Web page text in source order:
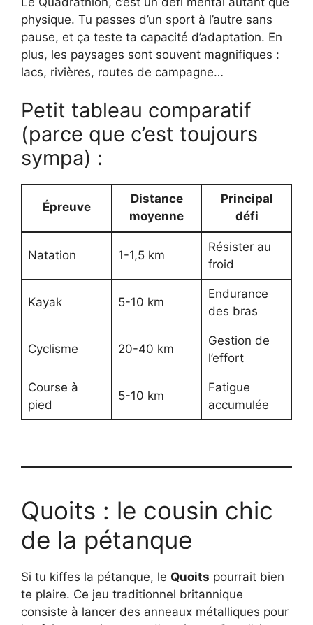
physique. Tu passes d’un sport à l’autre sans
pause, et ça teste ta capacité d’adaptation. En
plus, les paysages sont souvent magnifiques :
lacs, rivières, routes de campagne…
Petit tableau comparatif
(parce que c’est toujours
sympa) :
Épreuve
Distance
moyenne
Principal
défi
Natation 1-1,5 km
Résister au
froid
Kayak 5-10 km
Endurance
des bras
Cyclisme 20-40 km
Gestion de
l’effort
Course à
pied
5-10 km
Fatigue
accumulée
Quoits : le cousin chic
de la pétanque
Si tu kiffes la pétanque, le Quoits pourrait bien
te plaire. Ce jeu traditionnel britannique
consiste à lancer des anneaux métalliques pour